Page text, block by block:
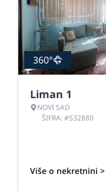
360°
Liman 1
NOVI SAD
ŠIFRA: #532880
Više o nekretnini >